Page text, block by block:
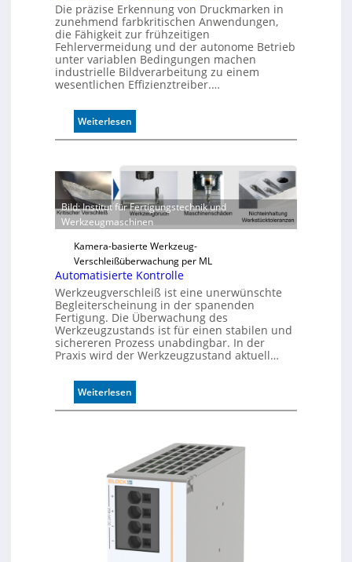
Die präzise Erkennung von Druckmarken in
zunehmend farbkritischen Anwendungen,
die Fähigkeit zur frühzeitigen
Fehlervermeidung und der autonome Betrieb
unter variablen Bedingungen machen
industrielle Bildverarbeitung zu einem
wesentlichen Effizienztreiber.…
Weiterlesen
Z
v
e
r
l
ä
e
D
r
u
c
a
n
e
r
k
e
n
n
Bild: Institut für Fertigungstechnik und
Werkzeugmaschinen
Kamera-basierte Werkzeug-
Verschleißüberwachung per ML
Automatisierte Kontrolle
Werkzeugverschleiß ist eine unerwünschte
Begleiterscheinung in der spanenden
Fertigung. Die Überwachung des
Werkzeugzustands ist für einen stabilen und
sichereren Prozess unabdingbar. In der
Praxis wird der Werkzeugzustand aktuell…
Weiterlesen
A
m
a
t
i
s
i
e